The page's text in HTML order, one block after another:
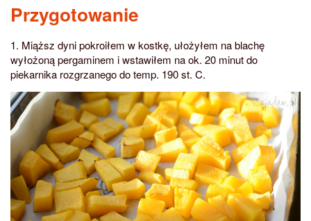
Przygotowanie
1. Miąższ dyni pokroiłem w kostkę, ułożyłem na blachę
wyłożoną pergaminem i wstawiłem na ok. 20 minut do
piekarnika rozgrzanego do temp. 190 st. C.